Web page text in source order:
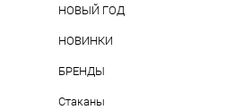
НОВЫЙ ГОД
НОВИНКИ
БРЕНДЫ
Стаканы